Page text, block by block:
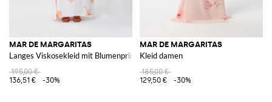
MAR DE MARGARITAS
Langes Viskosekleid mit Blumenprint
195,00 €
136,51 €
-30%
MAR DE MARGARITAS
Kleid damen
185,00 €
129,50 €
-30%